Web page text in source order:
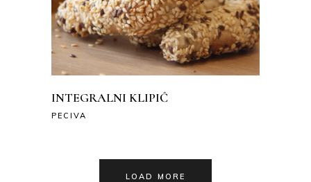
INTEGRALNI KLIPIĆ
PECIVA
LOAD MORE